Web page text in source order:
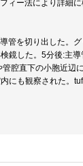
ィー法により詳細に
管を切り出した。グ
鏡した。5分後:主導
腔直下の小胞近辺に
にも観察された。